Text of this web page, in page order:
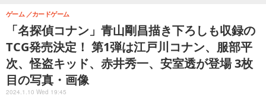
「名探偵コナン」青山剛昌描き下ろしも収録の
TCG発売決定！ 第1弾は江戸川コナン、服部平
次、怪盗キッド、赤井秀一、安室透が登場 3枚
目の写真・画像
ゲーム カードゲーム
2024.1.10 Wed 19:45